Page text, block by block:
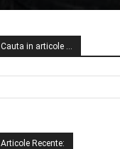
Cauta in articole …
Articole Recente: